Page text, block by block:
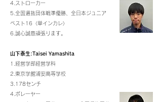
4.ストローカー
5.全国選抜団体戦準優勝、全日本ジュニア
ベスト16〈単インカレ〉
6.誠心誠意頑張ります。
山下泰生:Taisei Yamashita
1.経営学部経営学科
2.東京学館浦安高等学校
3.178センチ
4.ボレーヤー